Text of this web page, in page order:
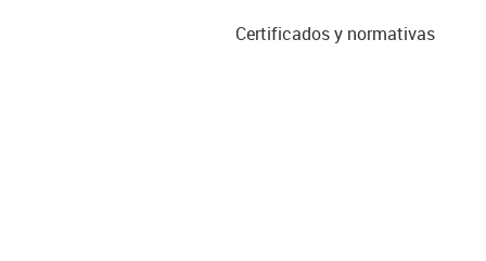
Certificados y normativas